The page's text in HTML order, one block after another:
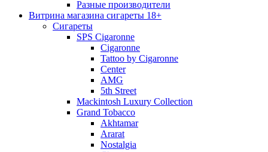
Разные производители
Витрина магазина сигареты 18+
Cигареты
SPS Cigaronne
Сigaronne
Tattoo by Cigaronne
Center
AMG
5th Street
Mackintosh Luxury Collection
Grand Tobacco
Akhtamar
Ararat
Nostalgia